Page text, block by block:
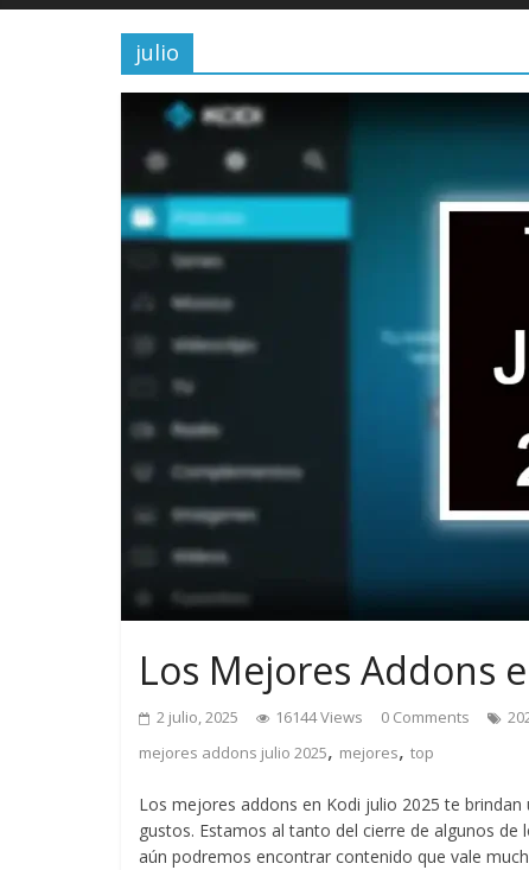
julio
Los Mejores Addons
2 julio, 2025 16144 Views 0 Comments
mejores addons julio 2025, mejores, top
Los mejores addons en Kodi julio 2025 te
gustos. Estamos al tanto del cierre de algunos
aún podremos encontrar contenido que vale